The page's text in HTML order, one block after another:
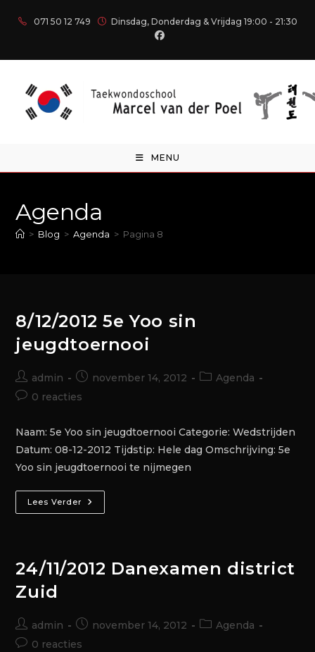
071 50 12 749 Dinsdag, Donderdag & Vrijdag 19:00 - 21:30
MENU
Agenda
> Blog > Agenda > Pagina 8
8/12/2012 5e Yoo sin
jeugdtoernooi
admin november 14, 2012
Agenda
0 reacties
Naam: 5e Yoo sin jeugdtoernooi Categorie: Wedstrijden
Datum: 08-12-2012 Tijdstip: Hele dag Omschrijving: 5e
Yoo sin jeugdtoernooi te nijmegen
Lees Verder
24/11/2012 Danexamen district
Zuid
admin november 14, 2012
Agenda
0 reacties